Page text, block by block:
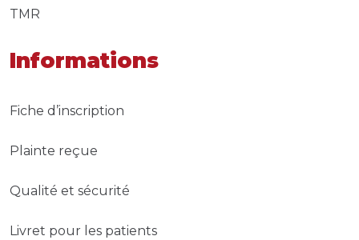
TMR
Informations
Fiche d’inscription
Plainte reçue
Qualité et sécurité
Livret pour les patients